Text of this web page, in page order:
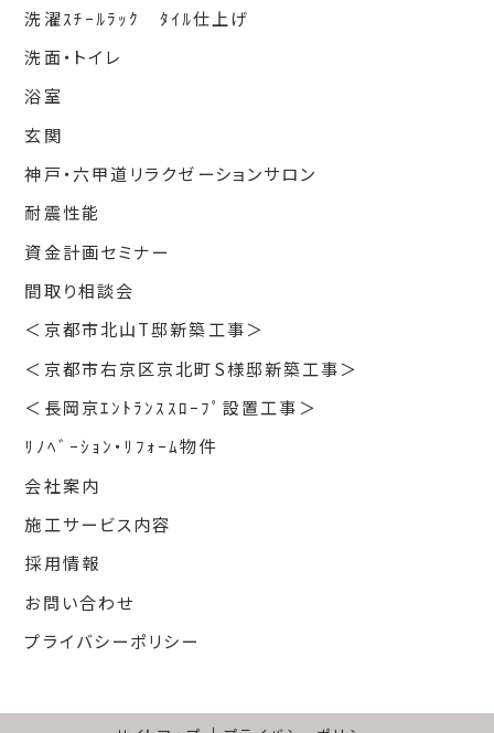
洗濯ｽﾁｰﾙﾗｯｸ ﾀｲﾙ仕上げ
洗面・トイレ
浴室
玄関
神戸・六甲道リラクゼーションサロン
耐震性能
資金計画セミナー
間取り相談会
＜京都市北山T邸新築工事＞
＜京都市右京区京北町S様邸新築工事＞
＜長岡京ｴﾝﾄﾗﾝｽｽﾛｰﾌﾟ設置工事＞
ﾘﾉﾍﾞｰｼｮﾝ・ﾘﾌｫｰﾑ物件
会社案内
施工サービス内容
採用情報
お問い合わせ
プライバシーポリシー